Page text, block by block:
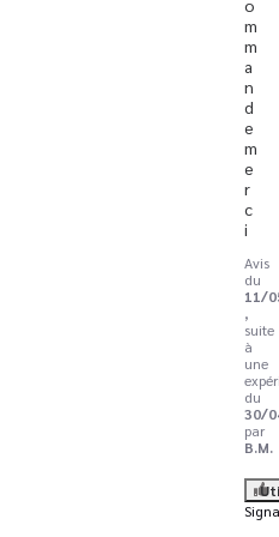
o
m
m
a
n
d
e
m
e
r
c
i
Avis
du
11/
,
suite
à
une
du
30/
par
B.M.